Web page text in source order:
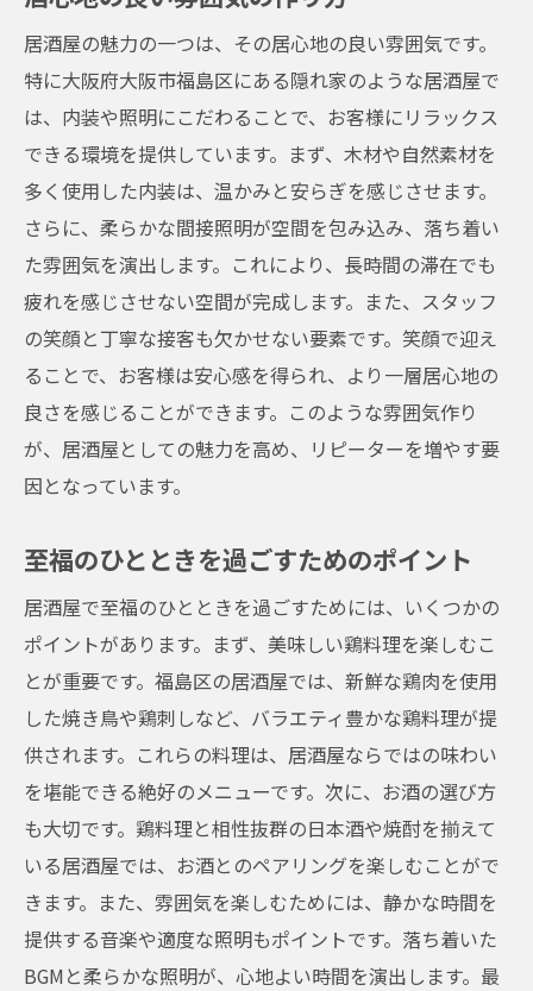
居酒屋の魅力の一つは、その居心地の良い雰囲気です。
特に大阪府大阪市福島区にある隠れ家のような居酒屋で
は、内装や照明にこだわることで、お客様にリラックス
できる環境を提供しています。まず、木材や自然素材を
多く使用した内装は、温かみと安らぎを感じさせます。
さらに、柔らかな間接照明が空間を包み込み、落ち着い
た雰囲気を演出します。これにより、長時間の滞在でも
疲れを感じさせない空間が完成します。また、スタッフ
の笑顔と丁寧な接客も欠かせない要素です。笑顔で迎え
ることで、お客様は安心感を得られ、より一層居心地の
良さを感じることができます。このような雰囲気作り
が、居酒屋としての魅力を高め、リピーターを増やす要
因となっています。
至福のひとときを過ごすためのポイント
居酒屋で至福のひとときを過ごすためには、いくつかの
ポイントがあります。まず、美味しい鶏料理を楽しむこ
とが重要です。福島区の居酒屋では、新鮮な鶏肉を使用
した焼き鳥や鶏刺しなど、バラエティ豊かな鶏料理が提
供されます。これらの料理は、居酒屋ならではの味わい
を堪能できる絶好のメニューです。次に、お酒の選び方
も大切です。鶏料理と相性抜群の日本酒や焼酎を揃えて
いる居酒屋では、お酒とのペアリングを楽しむことがで
きます。また、雰囲気を楽しむためには、静かな時間を
提供する音楽や適度な照明もポイントです。落ち着いた
BGMと柔らかな照明が、心地よい時間を演出します。最